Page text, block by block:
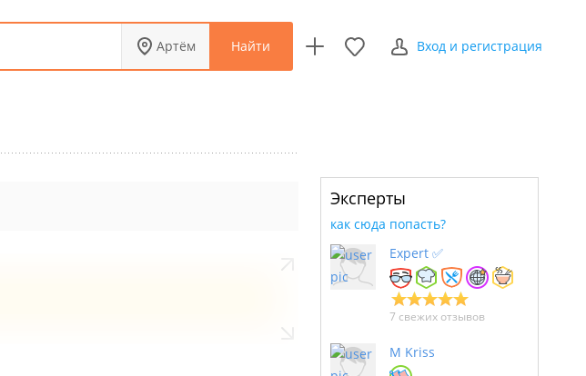
Артём Найти Вход и регистрация
Эксперты
как сюда попасть?
Expert ✅
7 свежих отзывов
M Kriss